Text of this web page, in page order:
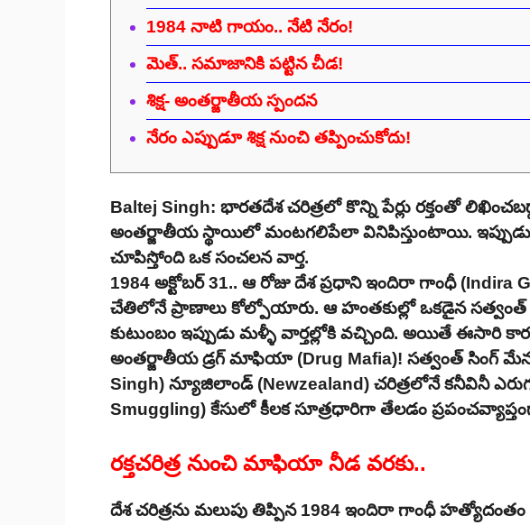
1984 నాటి గాయం.. నేటి నేరం!
మెత్.. సమాజానికి పట్టిన చీడ!
శిక్ష- అంతర్జాతీయ స్పందన
నేరం ఎప్పుడూ శిక్ష నుంచి తప్పించుకోదు!
Baltej Singh: భారతదేశ చరిత్రలో కొన్ని పేర్లు రక్తంతో
అంతర్జాతీయ స్థాయిలో మంటగలిపేలా వినిపిస్తుంటాయి.
చూపిస్తోంది ఒక సంచలన వార్త.
1984 అక్టోబర్ 31.. ఆ రోజు దేశ ప్రధాని ఇందిరా గాంధీ (Indira
చేతిలోనే ప్రాణాలు కోల్పోయారు. ఆ హంతకుల్లో ఒకడైన సత్వంత్
కుటుంబం ఇప్పుడు మళ్ళీ వార్తల్లోకి వచ్చింది. అయితే ఈసారి
అంతర్జాతీయ డ్రగ్ మాఫియా (Drug Mafia)! సత్వంత్ సింగ్
Singh) న్యూజిలాండ్ (Newzealand) చరిత్రలోనే కనీవినీ
Smuggling) కేసులో కీలక సూత్రధారిగా తేలడం
రక్తచరిత్ర నుంచి మాఫియా నీడ వరకు..
దేశ చరిత్రను మలుపు తిప్పిన 1984 ఇందిరా గాంధీ హత్యోదంతం